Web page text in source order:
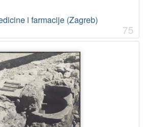
i farmacije (Zagreb)
75